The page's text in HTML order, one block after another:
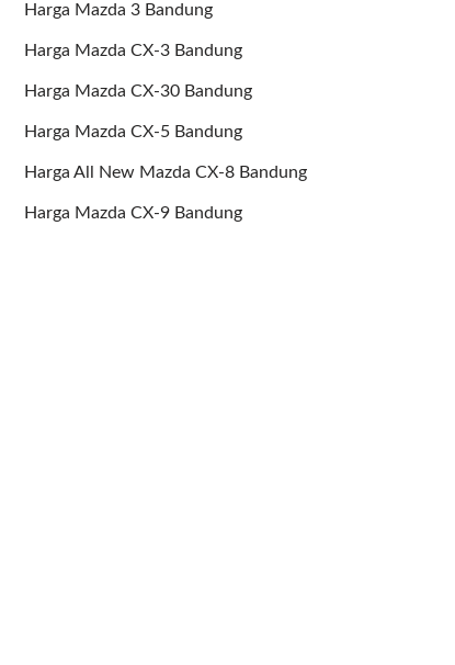
Harga Mazda 3 Bandung
Harga Mazda CX-3 Bandung
Harga Mazda CX-30 Bandung
Harga Mazda CX-5 Bandung
Harga All New Mazda CX-8 Bandung
Harga Mazda CX-9 Bandung